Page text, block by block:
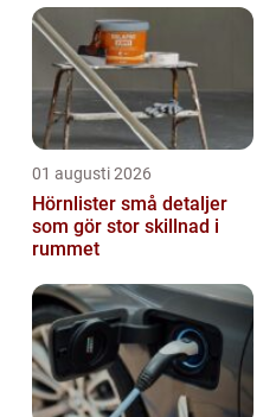
01 augusti 2026
Hörnlister små detaljer
som gör stor skillnad i
rummet